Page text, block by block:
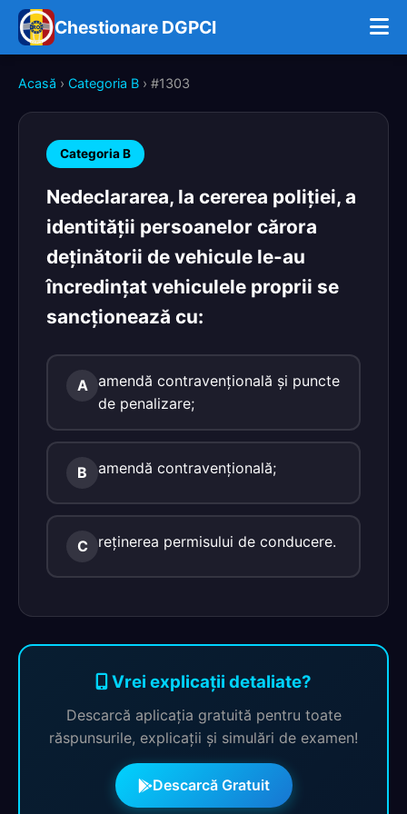
Chestionare DGPCI
Acasă › Categoria B › #1303
Categoria B
Nedeclararea, la cererea poliţiei, a
identităţii persoanelor cărora
deţinătorii de vehicule le-au
încredinţat vehiculele proprii se
sancţionează cu:
A amendă contravenţională şi puncte
de penalizare;
B amendă contravenţională;
C reţinerea permisului de conducere.
Vrei explicații detaliate?
Descarcă aplicația gratuită pentru toate
răspunsurile, explicații și simulări de examen!
Descarcă Gratuit